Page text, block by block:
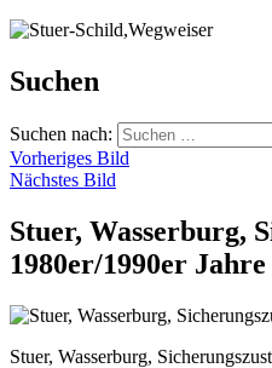
Suchen
Suchen nach:
Vorheriges Bild
Nächstes Bild
Stuer, Wasserburg,
1980er/1990er Jahre
Stuer, Wasserburg,